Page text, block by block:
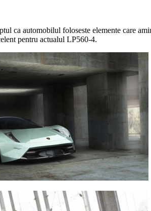
ca automobilul foloseste elemente care
pentru actualul LP560-4.